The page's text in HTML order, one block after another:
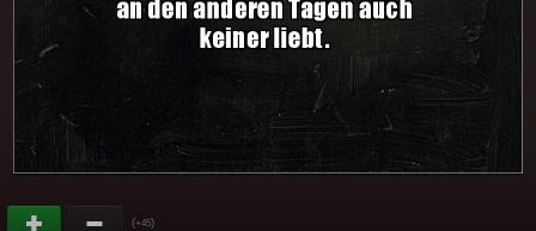
(+45)